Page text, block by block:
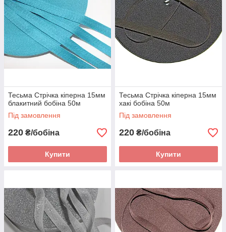
Тесьма Стрічка кіперна 15мм
блакитний бобіна 50м
Під замовлення
220 ₴/бобіна
Купити
Тесьма Стрічка кіперна 15мм
хакі бобіна 50м
Під замовлення
220 ₴/бобіна
Купити